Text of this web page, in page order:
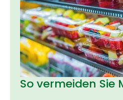
So vermeiden Sie